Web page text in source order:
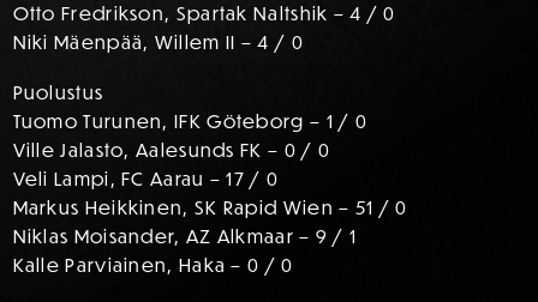
Otto Fredrikson, Spartak Naltshik – 4 / 0
Niki Mäenpää, Willem II – 4 / 0
Puolustus
Tuomo Turunen, IFK Göteborg – 1 / 0
Ville Jalasto, Aalesunds FK – 0 / 0
Veli Lampi, FC Aarau – 17 / 0
Markus Heikkinen, SK Rapid Wien – 51 / 0
Niklas Moisander, AZ Alkmaar – 9 / 1
Kalle Parviainen, Haka – 0 / 0